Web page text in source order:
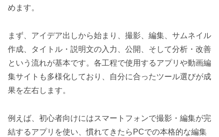
めます。
まず、アイデア出しから始まり、撮影、編集、サムネイル
作成、タイトル・説明文の入力、公開、そして分析・改善
という流れが基本です。各工程で使用するアプリや動画編
集サイトも多様化しており、自分に合ったツール選びが成
果を左右します。
例えば、初心者向けにはスマートフォンで撮影・編集が完
結するアプリを使い、慣れてきたらPCでの本格的な編集